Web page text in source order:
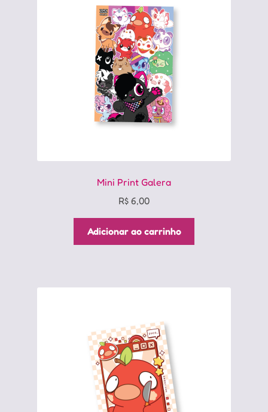
Mini Print Galera
R$ 6,00
Adicionar ao carrinho